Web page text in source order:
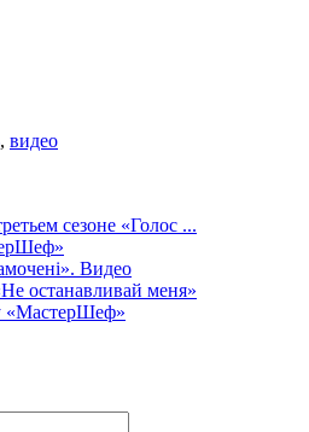
, видео
сезоне «Голос ...
Видео
останавливай меня»
«МастерШеф»